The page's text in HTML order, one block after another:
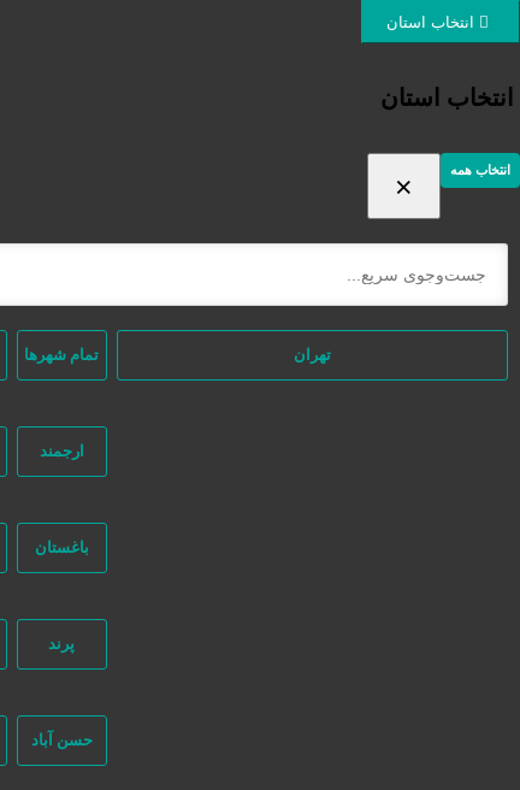
انتخاب استان
انتخاب همه ×
تهران تمام شهر‌ها
ارجمند
باغستان
پرند
حسن آباد
ورود / ثبت نام